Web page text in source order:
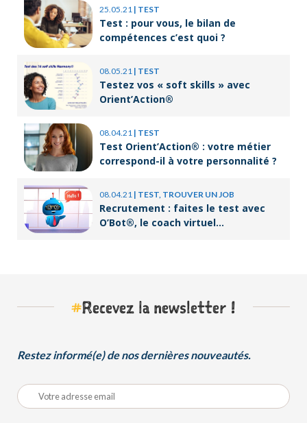
25.05.21 | TEST
Test : pour vous, le bilan de
compétences c’est quoi ?
08.05.21 | TEST
Testez vos « soft skills » avec
Orient’Action®
08.04.21 | TEST
Test Orient’Action® : votre métier
correspond-il à votre personnalité ?
08.04.21 | TEST, TROUVER UN JOB
Recrutement : faites le test avec
O’Bot®, le coach virtuel
#Recevez la newsletter !
Restez informé(e) de nos dernières nouveautés.